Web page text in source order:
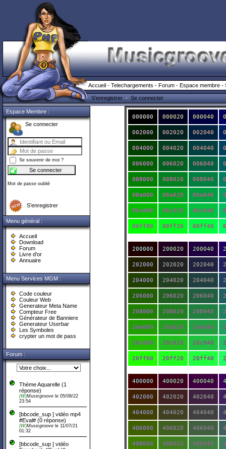
Accueil - Telechargements - Forum - Espace membre -
S’enregistrer-Se connecter
Espace Membre :
Se connecter
Se souvenir de moi ?
Mot de passe oublié
S’enregistrer
Menu général :
Accueil
Download
Forum
Livre d'or
Annuaire
Menu Services MGM :
Code couleur
Couleur Web
Generateur Meta Name
Compteur Free
Générateur de Banniere
Generateur Userbar
Les Symboles
crypter un mot de pass
Forum :
Thème Aquarelle (1
réponse)
(W)Musicgroove le 05/08/22
23:54
[bbcode_sup ] vidéo mp4
#Eval# (0 réponse)
(W)Musicgroove le 11/07/21
01:32
[bbcode_sup ] vidéo
000000 000020 000040
002000 002020 002040
004000 004020 004040
006000 006020 006040
008000 008020 008040
00a000 00a020 00a040
00c000 00c020 00c040
00ff00 00ff20 00ff40
200000 200020 200040
202000 202020 202040
204000 204020 204040
206000 206020 206040
208000 208020 208040
20a000 20a020 20a040
20c000 20c020 20c040
20ff00 20ff20 20ff40
400000 400020 400040
402000 402020 402040
404000 404020 404040
406000 406020 406040
408000 408020 408040